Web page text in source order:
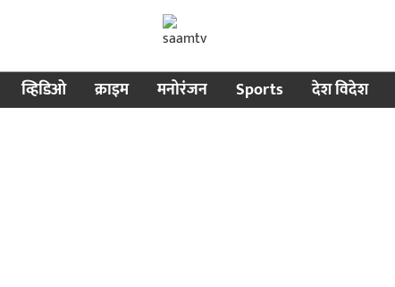
व्हिडिओ क्राइम मनोरंजन Sports देश विदेश